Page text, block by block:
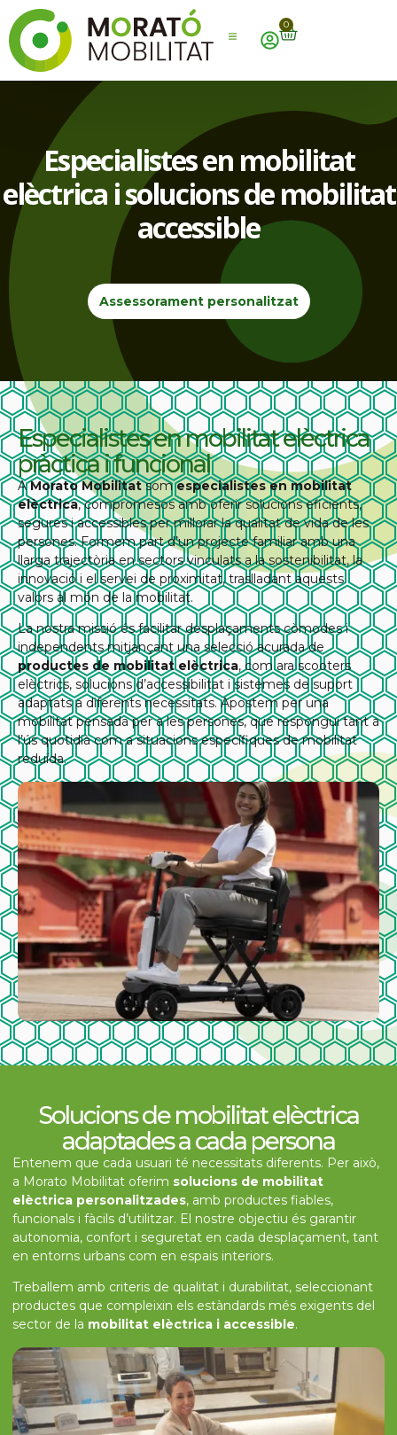
0
Especialistes en mobilitat
elèctrica i solucions de mobilitat
accessible
Assessorament personalitzat
Especialistes en mobilitat elèctrica
pràctica i funcional
AMorato Mobilitatsomespecialistes en mobilitat
elèctrica, compromesos amb oferir solucions eficients,
segures i accessibles per millorar la qualitat de vida de les
persones. Formem part d’un projecte familiar amb una
llarga trajectòria en sectors vinculats a la sostenibilitat, la
innovació i el servei de proximitat, traslladant aquests
valors al món de la mobilitat.
La nostra missió és facilitar desplaçaments còmodes i
independents mitjançant una selecció acurada de
productes de mobilitat elèctrica, com ara scooters
elèctrics, solucions d’accessibilitat i sistemes de suport
adaptats a diferents necessitats. Apostem per una
mobilitat pensada per a les persones, que respongui tant a
l’ús quotidià com a situacions específiques de mobilitat
reduïda.
Solucions de mobilitat elèctrica
adaptades a cada persona
Entenem que cada usuari té necessitats diferents. Per això,
a Morato Mobilitat oferim solucions de mobilitat
elèctrica personalitzades, amb productes fiables,
funcionals i fàcils d’utilitzar. El nostre objectiu és garantir
autonomia, confort i seguretat en cada desplaçament, tant
en entorns urbans com en espais interiors.
Treballem amb criteris de qualitat i durabilitat, seleccionant
productes que compleixin els estàndards més exigents del
sector de la mobilitat elèctrica i accessible.